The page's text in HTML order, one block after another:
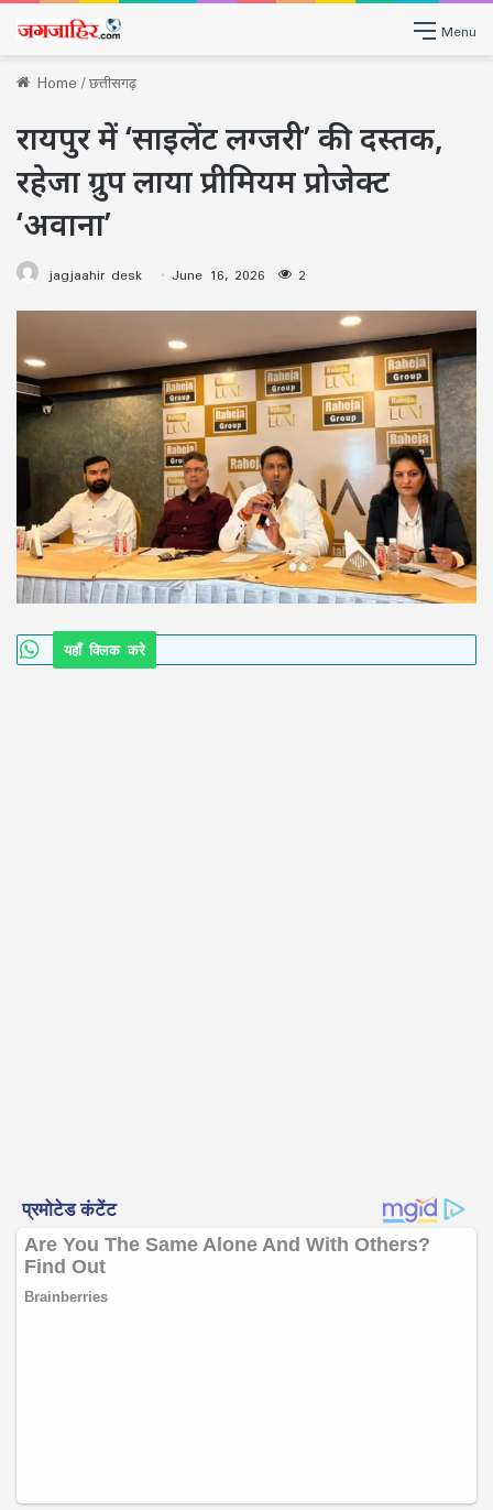
Menu
Home/छत्तीसगढ़
रायपुर में ‘साइलेंट लग्जरी’ की दस्तक,
रहेजा ग्रुप लाया प्रीमियम प्रोजेक्ट
‘अवाना’
jagjaahir desk June 16, 2026 2
यहाँ क्लिक करे